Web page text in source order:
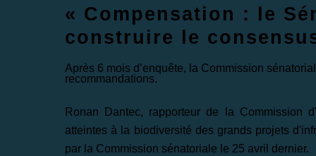
« Compensation : le
construire le
Après 6 mois d’enquête, la Commission
recommandations.
Ronan Dantec, rapporteur de la Commission
atteintes à la biodiversité des grands projets
par la Commission sénatoriale le 25 avril dernier.